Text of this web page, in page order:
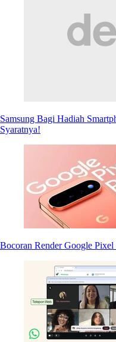
Samsung Bagi Hadiah
Syaratnya!
Bocoran Render Google